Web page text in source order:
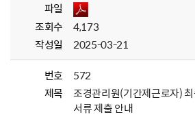
파일
조회수
4,173
작성일
2025-03-21
번호
572
제목
조경관리원(기간제근로자)
서류 제출 안내